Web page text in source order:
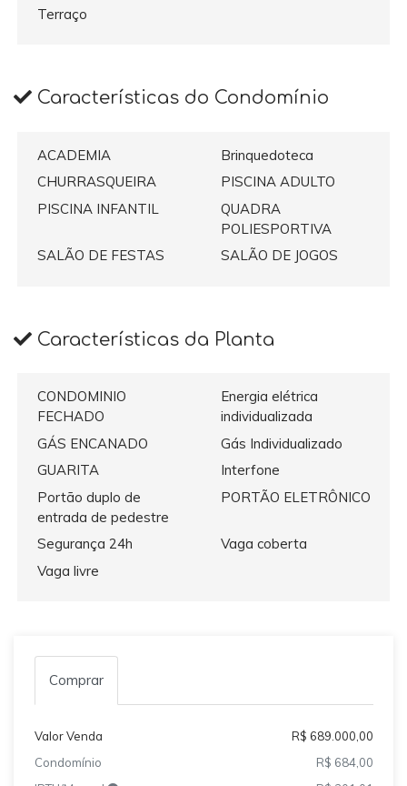
Terraço
Características do Condomínio
ACADEMIA
Brinquedoteca
CHURRASQUEIRA
PISCINA ADULTO
PISCINA INFANTIL
QUADRA
POLIESPORTIVA
SALÃO DE FESTAS
SALÃO DE JOGOS
Características da Planta
CONDOMINIO
FECHADO
Energia elétrica
individualizada
GÁS ENCANADO
Gás Individualizado
GUARITA
Interfone
Portão duplo de
entrada de pedestre
PORTÃO ELETRÔNICO
Segurança 24h
Vaga coberta
Vaga livre
Comprar
Valor Venda
R$ 689.000,00
Condomínio
R$ 684,00